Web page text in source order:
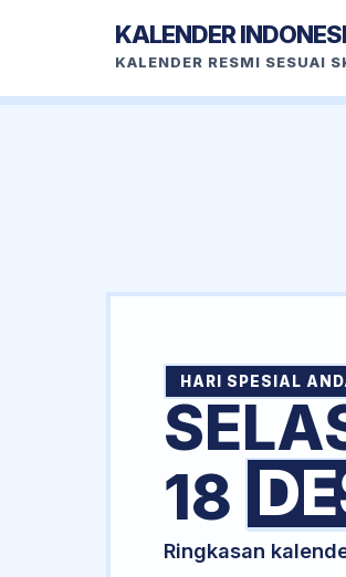
KALENDER
KALENDER RESMI SESUAI
HARI SPESIAL
18
Ringkasan